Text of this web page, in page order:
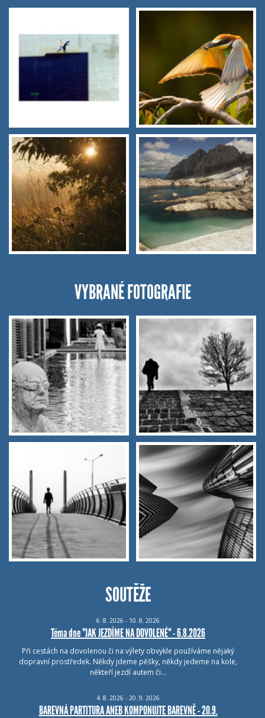
VYBRANÉ FOTOGRAFIE
SOUTĚŽE
6. 8. 2026 - 10. 8. 2026
Téma dne "JAK JEZDÍME NA DOVOLENÉ" - 6.8.2026
Při cestách na dovolenou či na výlety obvykle používáme nějaký
dopravní prostředek. Někdy jdeme pěšky, někdy jedeme na kole,
někteří jezdí autem či…
4. 8. 2026 - 20. 9. 2026
BAREVNÁ PARTITURA ANEB KOMPONUJTE BAREVNĚ - 20.9.